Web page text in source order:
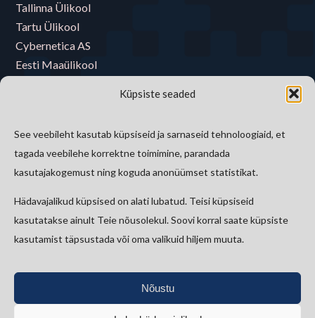
Küpsiste seaded
See veebileht kasutab küpsiseid ja sarnaseid tehnoloogiaid, et
tagada veebilehe korrektne toimimine, parandada
kasutajakogemust ning koguda anonüümset statistikat.
Hädavajalikud küpsised on alati lubatud. Teisi küpsiseid
kasutatakse ainult Teie nõusolekul. Soovi korral saate küpsiste
kasutamist täpsustada või oma valikuid hiljem muuta.
Nõustu
Tallinna Ülikool
Tartu Ülikool
Cybernetica AS
Eesti Maaülikool
Eesti Raamatukoguvõrgu Konsortsium
E-riigi Akadeemia Sihtasutus
Tallinna Tehnikaülikool
Kontakt